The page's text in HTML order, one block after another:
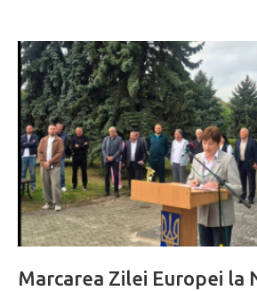
Marcarea Zilei Europei la